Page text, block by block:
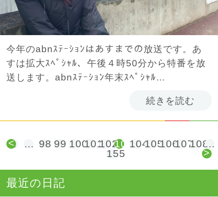
今年のabnｽﾃｰｼｮﾝはあすまでの放送です。あ
すは拡大ｽﾍﾟｼｬﾙ、午後４時50分から特番を放
送します。abnｽﾃｰｼｮﾝ年末ｽﾍﾟｼｬﾙ...
続きを読む
<
1 … 98 99 100101102103104105106107108…
155
>
最近の日記